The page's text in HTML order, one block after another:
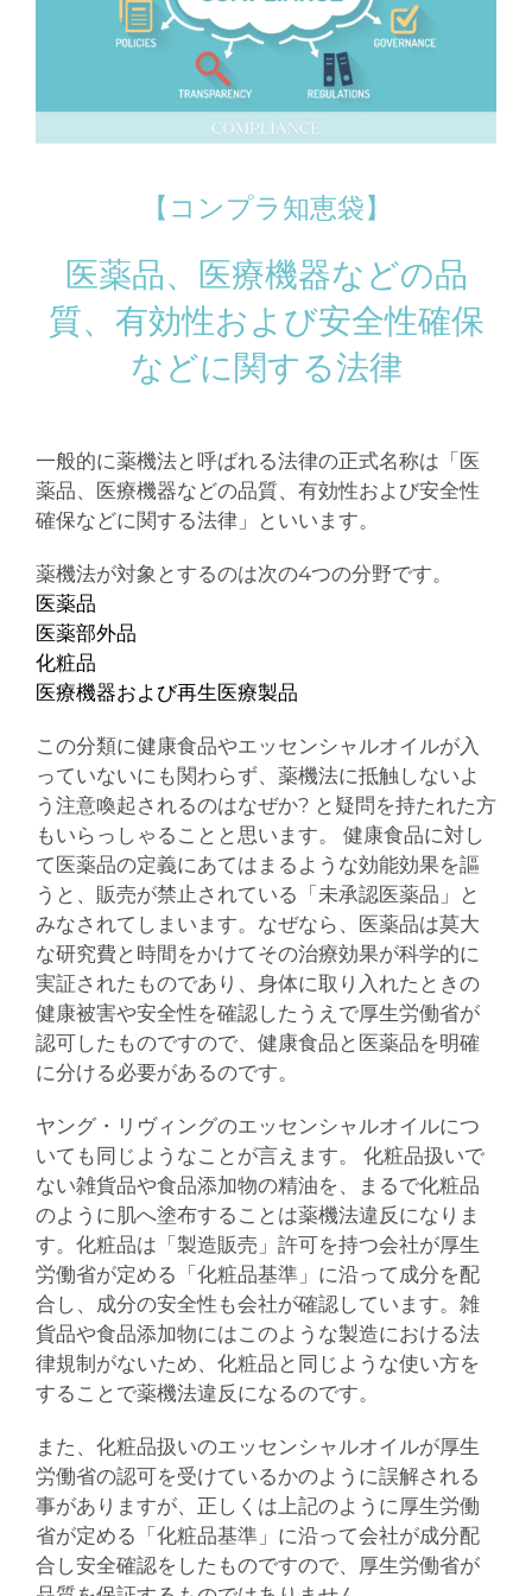
【コンプラ知恵袋】
医薬品、医療機器などの品
質、有効性および安全性確保
などに関する法律
一般的に薬機法と呼ばれる法律の正式名称は「医
薬品、医療機器などの品質、有効性および安全性
確保などに関する法律」といいます。
薬機法が対象とするのは次の4つの分野です。
医薬品
医薬部外品
化粧品
医療機器および再生医療製品
この分類に健康食品やエッセンシャルオイルが入
っていないにも関わらず、薬機法に抵触しないよ
う注意喚起されるのはなぜか? と疑問を持たれた方
もいらっしゃることと思います。 健康食品に対し
て医薬品の定義にあてはまるような効能効果を謳
うと、販売が禁止されている「未承認医薬品」と
みなされてしまいます。なぜなら、医薬品は莫大
な研究費と時間をかけてその治療効果が科学的に
実証されたものであり、身体に取り入れたときの
健康被害や安全性を確認したうえで厚生労働省が
認可したものですので、健康食品と医薬品を明確
に分ける必要があるのです。
ヤング・リヴィングのエッセンシャルオイルにつ
いても同じようなことが言えます。 化粧品扱いで
ない雑貨品や食品添加物の精油を、まるで化粧品
のように肌へ塗布することは薬機法違反になりま
す。化粧品は「製造販売」許可を持つ会社が厚生
労働省が定める「化粧品基準」に沿って成分を配
合し、成分の安全性も会社が確認しています。雑
貨品や食品添加物にはこのような製造における法
律規制がないため、化粧品と同じような使い方を
することで薬機法違反になるのです。
また、化粧品扱いのエッセンシャルオイルが厚生
労働省の認可を受けているかのように誤解される
事がありますが、正しくは上記のように厚生労働
省が定める「化粧品基準」に沿って会社が成分配
合し安全確認をしたものですので、厚生労働省が